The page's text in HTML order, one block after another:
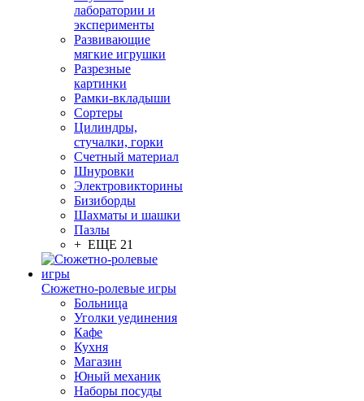
лаборатории и
эксперименты
Развивающие
мягкие игрушки
Разрезные
картинки
Рамки-вкладыши
Сортеры
Цилиндры,
стучалки, горки
Счетный материал
Шнуровки
Электровикторины
Бизиборды
Шахматы и шашки
Пазлы
+ ЕЩЕ 21
Сюжетно-ролевые игры
Больница
Уголки уединения
Кафе
Кухня
Магазин
Юный механик
Наборы посуды